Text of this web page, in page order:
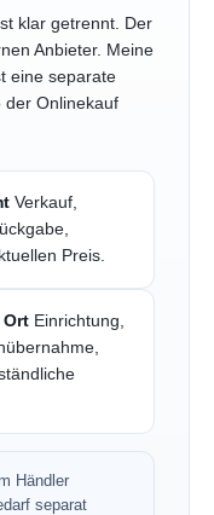
klar getrennt. Der
Anbieter. Meine
eine separate
der Onlinekauf
Verkauf,
Preis.
Ort Einrichtung,
Händler
separat